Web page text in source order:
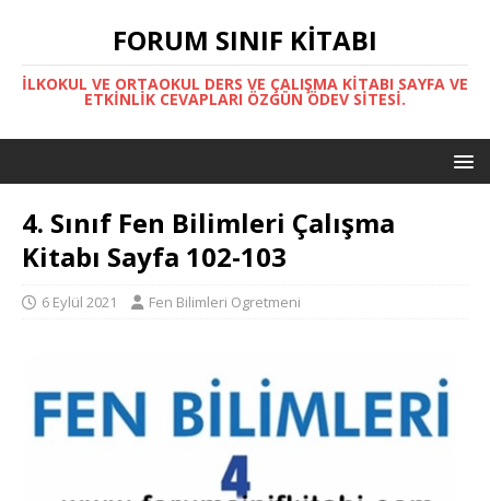
FORUM SINIF KITABI
İLKOKUL VE ORTAOKUL DERS VE ÇALIŞMA KITABI SAYFA VE
ETKINLIK CEVAPLARI ÖZGÜN ÖDEV SITESI.
4. Sınıf Fen Bilimleri Çalışma
Kitabı Sayfa 102-103
6 Eylül 2021 Fen Bilimleri Ogretmeni